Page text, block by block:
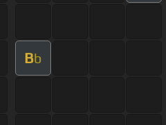
Bb